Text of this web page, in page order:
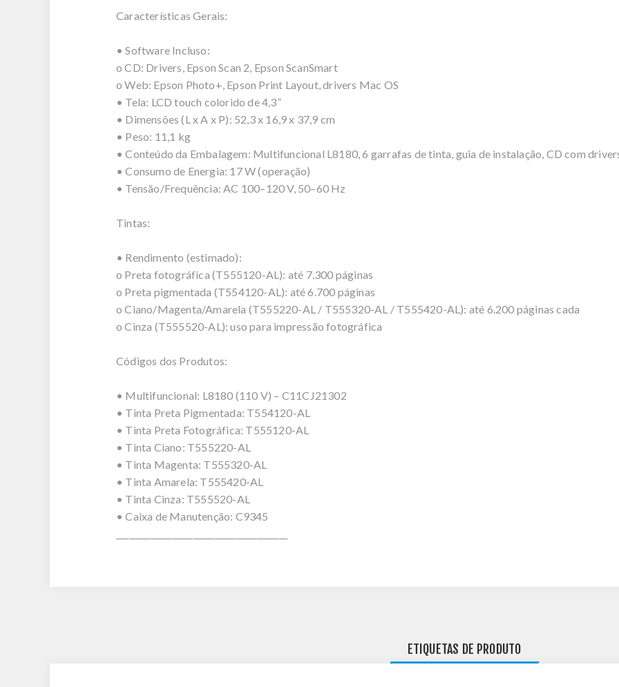
Características Gerais:
• Software Incluso:
o CD: Drivers, Epson Scan 2, Epson ScanSmart
o Web: Epson Photo+, Epson Print Layout, drivers Mac OS
• Tela: LCD touch colorido de 4,3”
• Dimensões (L x A x P): 52,3 x 16,9 x 37,9 cm
• Peso: 11,1 kg
• Conteúdo da Embalagem: Multifuncional L8180, 6 garrafas de tinta, guia de instalação, CD com
• Consumo de Energia: 17 W (operação)
• Tensão/Frequência: AC 100–120 V, 50–60 Hz
Tintas:
• Rendimento (estimado):
o Preta fotográfica (T555120-AL): até 7.300 páginas
o Preta pigmentada (T554120-AL): até 6.700 páginas
o Ciano/Magenta/Amarela (T555220-AL / T555320-AL / T555420-AL): até 6.200 páginas cada
o Cinza (T555520-AL): uso para impressão fotográfica
Códigos dos Produtos:
• Multifuncional: L8180 (110 V) – C11CJ21302
• Tinta Preta Pigmentada: T554120-AL
• Tinta Preta Fotográfica: T555120-AL
• Tinta Ciano: T555220-AL
• Tinta Magenta: T555320-AL
• Tinta Amarela: T555420-AL
• Tinta Cinza: T555520-AL
• Caixa de Manutenção: C9345
ETIQUETAS DE PRODUTO